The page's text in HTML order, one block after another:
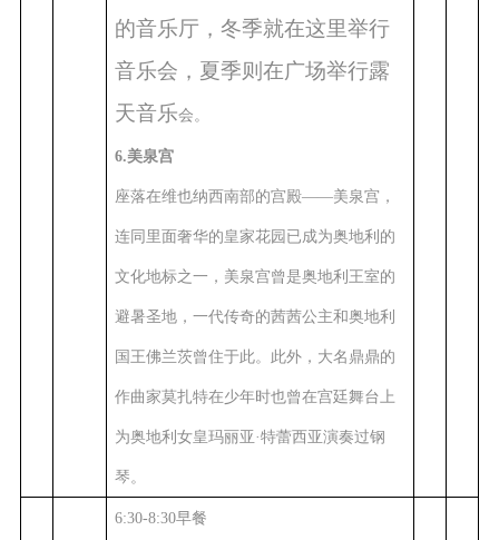
的音乐厅，冬季就在这里举行
音乐会，夏季则在广场举行露
天音乐会。
6.美泉宫
座落在维也纳西南部的宫殿——美泉宫，
连同里面奢华的皇家花园已成为奥地利的
文化地标之一，美泉宫曾是奥地利王室的
避暑圣地，一代传奇的茜茜公主和奥地利
国王佛兰茨曾住于此。此外，大名鼎鼎的
作曲家莫扎特在少年时也曾在宫廷舞台上
为奥地利女皇玛丽亚·特蕾西亚演奏过钢
琴。
6:30-8:30早餐